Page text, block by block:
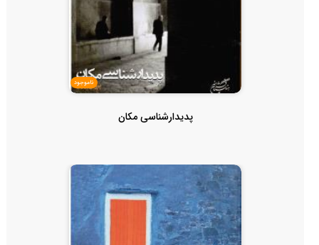
ناموجود
پدیدارشناسی مکان